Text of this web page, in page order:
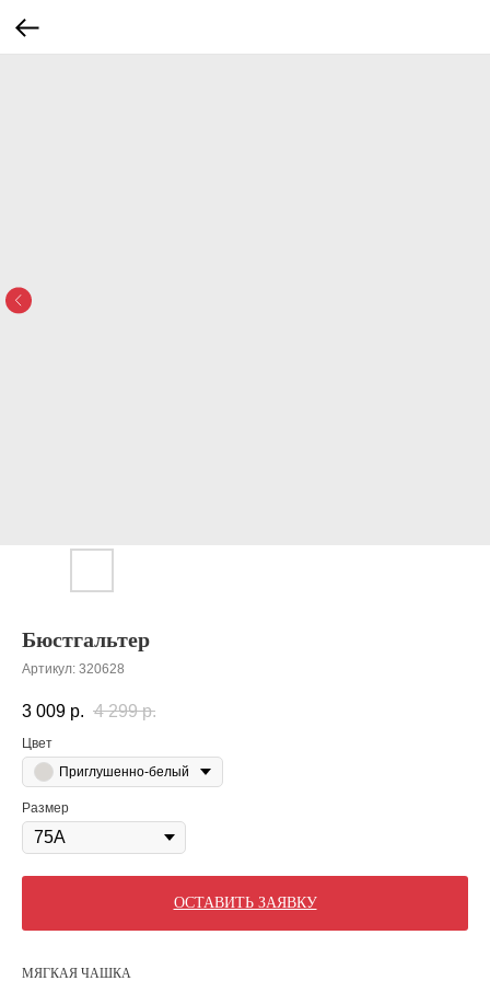
Бюстгальтер
Артикул: 320628
3 009 р. 4 299 р.
Цвет
Приглушенно-белый
Размер
ОСТАВИТЬ ЗАЯВКУ
МЯГКАЯ ЧАШКА